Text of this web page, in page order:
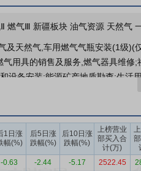
燃气Ⅲ 新疆板块 油气资源 天然气
及天然气,车用燃气气瓶安装(1级)(
用具的销售及服务,燃气器具维
设备安装;能源矿产地质勘查;生
与运营业务，包括天然气终端销售
城区、各乡镇、园区）；城市集
年天然气领域的政策法规进一
1日涨
幅(%)
后5日涨
跌幅(%)
后10日涨
跌幅(%)
上榜营业
部买入合
计(万)
-0.63 -2.44 -5.17 2522.45